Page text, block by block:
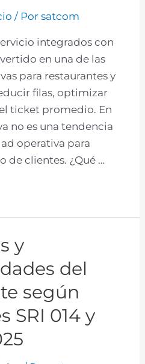
/ Porsatcom
integrados con
en una de las
para restaurantes y
filas, optimizar
ticket promedio. En
no es una tendencia
operativa para
de clientes. ¿Qué …
y
del
según
SRI 014 y